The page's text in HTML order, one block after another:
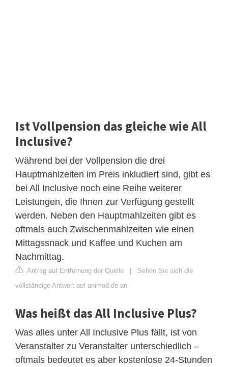
Ist Vollpension das gleiche wie All
Inclusive?
Während bei der Vollpension die drei
Hauptmahlzeiten im Preis inkludiert sind, gibt es
bei All Inclusive noch eine Reihe weiterer
Leistungen, die Ihnen zur Verfügung gestellt
werden. Neben den Hauptmahlzeiten gibt es
oftmals auch Zwischenmahlzeiten wie einen
Mittagssnack und Kaffee und Kuchen am
Nachmittag.
Antrag auf Entfernung der Quelle | Sehen Sie sich die
vollständige Antwort auf animod.de an
Was heißt das All Inclusive Plus?
Was alles unter All Inclusive Plus fällt, ist von
Veranstalter zu Veranstalter unterschiedlich –
oftmals bedeutet es aber kostenlose 24-Stunden